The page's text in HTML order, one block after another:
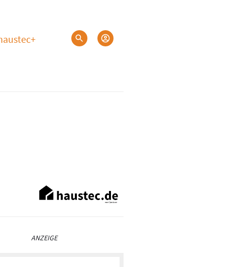
ANZEIGE